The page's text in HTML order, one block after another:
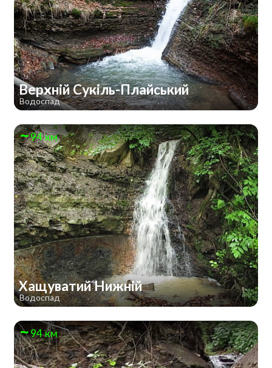
Верхній Сукіль-Плайський
Водоспад
94 км
Хащуватий Нижній
Водоспад
94 км